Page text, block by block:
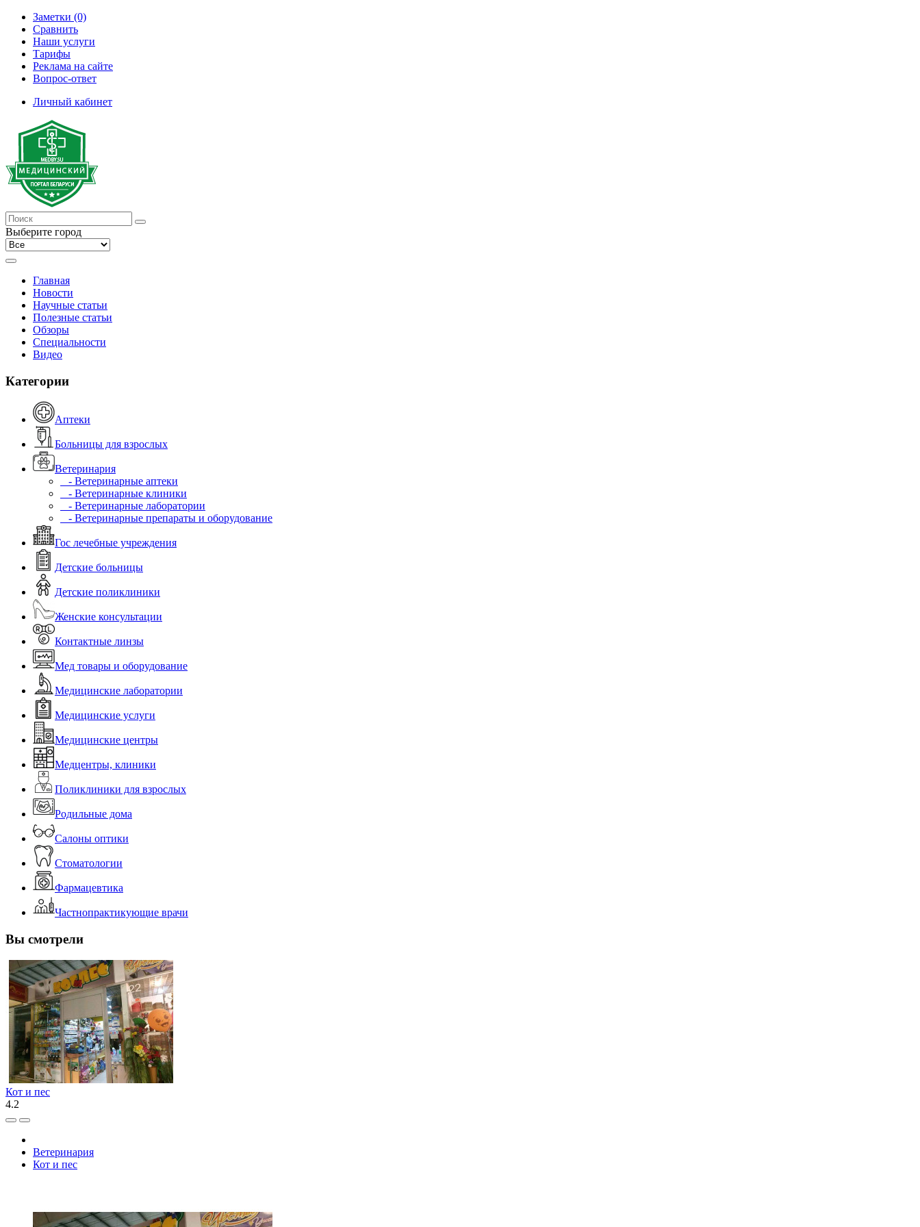
Заметки (0)
Сравнить
Наши услуги
Тарифы
Реклама на сайте
Вопрос-ответ
Личный кабинет
Выберите город
Главная
Новости
Научные статьи
Полезные статьи
Обзоры
Специальности
Видео
Категории
Аптеки
Больницы для взрослых
Ветеринария
- Ветеринарные аптеки
- Ветеринарные клиники
- Ветеринарные лаборатории
- Ветеринарные препараты и оборудование
Гос лечебные учреждения
Детские больницы
Детские поликлиники
Женские консультации
Контактные линзы
Мед товары и оборудование
Медицинские лаборатории
Медицинские услуги
Медицинские центры
Медцентры, клиники
Поликлиники для взрослых
Родильные дома
Салоны оптики
Стоматологии
Фармацевтика
Частнопрактикующие врачи
Вы смотрели
Кот и пес
4.2
Ветеринария
Кот и пес